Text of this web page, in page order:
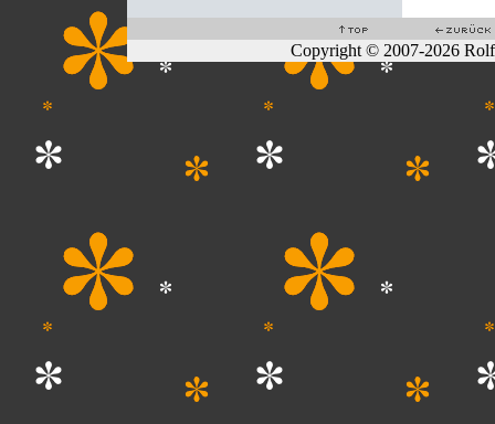
Copyright © 2007-2026